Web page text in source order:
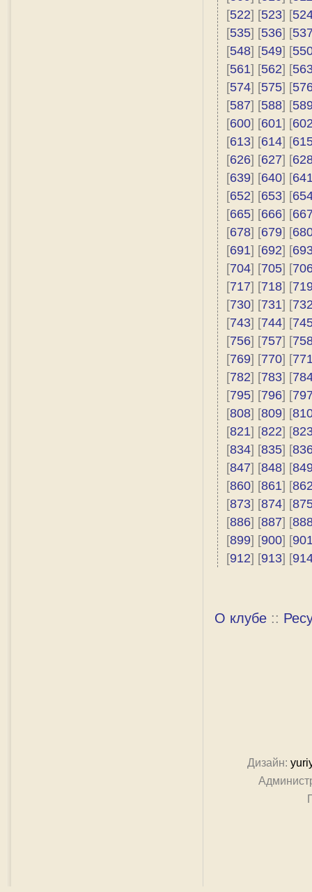
[522] [523] [
[535] [536] [
[548] [549] [
[561] [562] [
[574] [575] [
[587] [588] [
[600] [601] [
[613] [614] [
[626] [627] [
[639] [640] [
[652] [653] [
[665] [666] [
[678] [679] [
[691] [692] [
[704] [705] [
[717] [718] [
[730] [731] [
[743] [744] [
[756] [757] [
[769] [770] [
[782] [783] [
[795] [796] [
[808] [809] [
[821] [822] [
[834] [835] [
[847] [848] [
[860] [861] [
[873] [874] [
[886] [887] [
[899] [900] [
[912] [913] [
О клубе ::
Дизайн: